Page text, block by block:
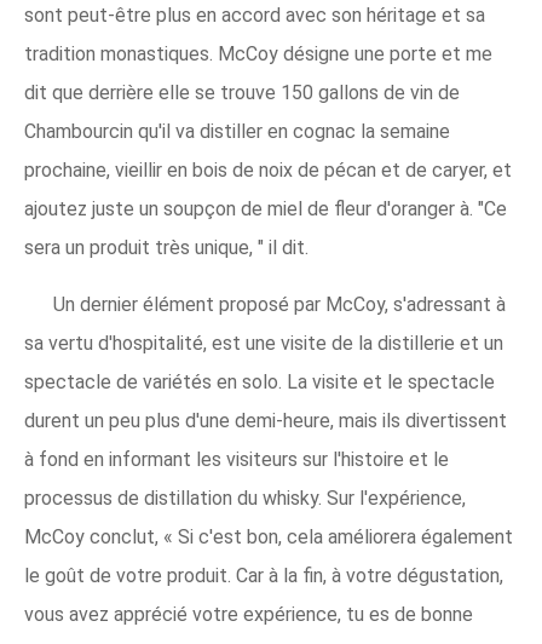
sont peut-être plus en accord avec son héritage et sa
tradition monastiques. McCoy désigne une porte et me
dit que derrière elle se trouve 150 gallons de vin de
Chambourcin qu'il va distiller en cognac la semaine
prochaine, vieillir en bois de noix de pécan et de caryer, et
ajoutez juste un soupçon de miel de fleur d'oranger à. "Ce
sera un produit très unique, " il dit.
Un dernier élément proposé par McCoy, s'adressant à
sa vertu d'hospitalité, est une visite de la distillerie et un
spectacle de variétés en solo. La visite et le spectacle
durent un peu plus d'une demi-heure, mais ils divertissent
à fond en informant les visiteurs sur l'histoire et le
processus de distillation du whisky. Sur l'expérience,
McCoy conclut, « Si c'est bon, cela améliorera également
le goût de votre produit. Car à la fin, à votre dégustation,
vous avez apprécié votre expérience, tu es de bonne